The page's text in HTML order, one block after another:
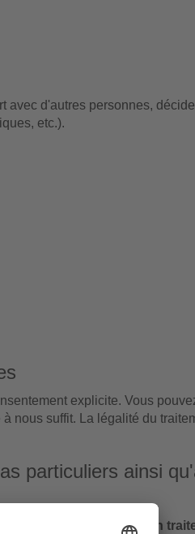
avec d'autres personnes,
etc.).
explicite. Vous
nous suffit. La légalité du
particuliers ainsi
particulière, à un